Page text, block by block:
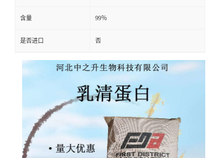
含量 99％
是否进口 否